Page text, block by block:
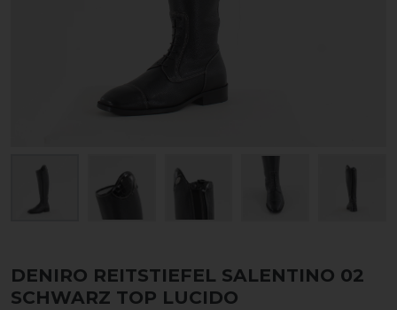
DENIRO REITSTIEFEL SALENTINO 02
SCHWARZ TOP LUCIDO